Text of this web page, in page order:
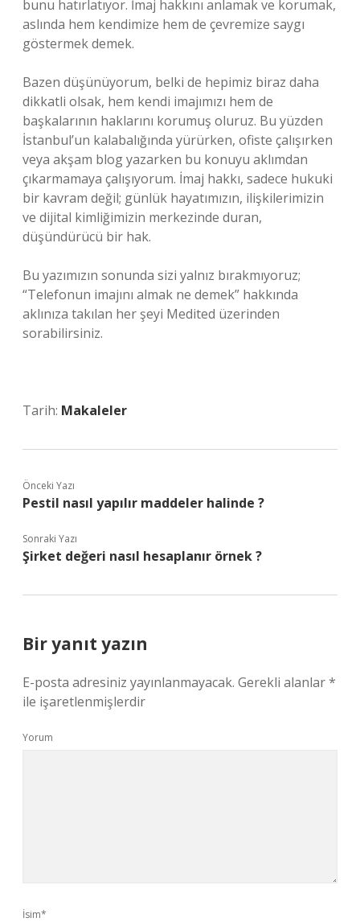
bunu hatırlatıyor. İmaj hakkını anlamak ve korumak,
aslında hem kendimize hem de çevremize saygı
göstermek demek.
Bazen düşünüyorum, belki de hepimiz biraz daha
dikkatli olsak, hem kendi imajımızı hem de
başkalarının haklarını korumuş oluruz. Bu yüzden
İstanbul’un kalabalığında yürürken, ofiste çalışırken
veya akşam blog yazarken bu konuyu aklımdan
çıkarmamaya çalışıyorum. İmaj hakkı, sadece hukuki
bir kavram değil; günlük hayatımızın, ilişkilerimizin
ve dijital kimliğimizin merkezinde duran,
düşündürücü bir hak.
Bu yazımızın sonunda sizi yalnız bırakmıyoruz;
“Telefonun imajını almak ne demek” hakkında
aklınıza takılan her şeyi Medited üzerinden
sorabilirsiniz.
Tarih: Makaleler
Önceki Yazı
Pestil nasıl yapılır maddeler halinde ?
Sonraki Yazı
Şirket değeri nasıl hesaplanır örnek ?
Bir yanıt yazın
E-posta adresiniz yayınlanmayacak. Gerekli alanlar*
ile işaretlenmişlerdir
Yorum
İsim*